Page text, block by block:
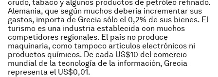
crudo, tabaco y algunos productos de petróleo refinado.
Alemania, que según muchos debería incrementar sus
gastos, importa de Grecia sólo el 0,2% de sus bienes. El
turismo es una industria establecida con muchos
competidores regionales. El país no produce
maquinaria, como tampoco artículos electrónicos ni
productos químicos. De cada US$10 del comercio
mundial de la tecnología de la información, Grecia
representa el US$0,01.